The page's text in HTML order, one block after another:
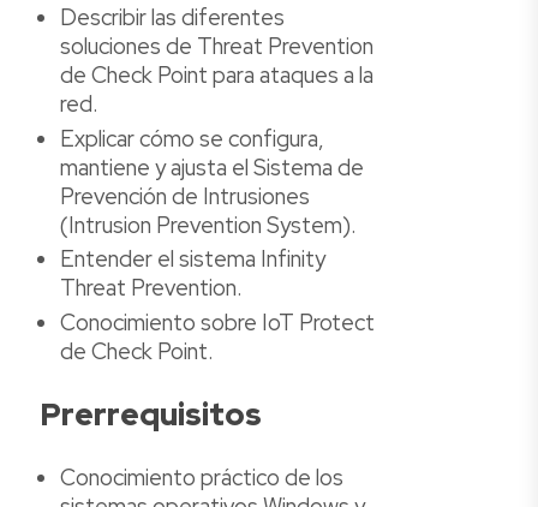
Describir las diferentes
soluciones de Threat Prevention
de Check Point para ataques a la
red.
Explicar cómo se configura,
mantiene y ajusta el Sistema de
Prevención de Intrusiones
(Intrusion Prevention System).
Entender el sistema Infinity
Threat Prevention.
Conocimiento sobre IoT Protect
de Check Point.
Prerrequisitos
Conocimiento práctico de los